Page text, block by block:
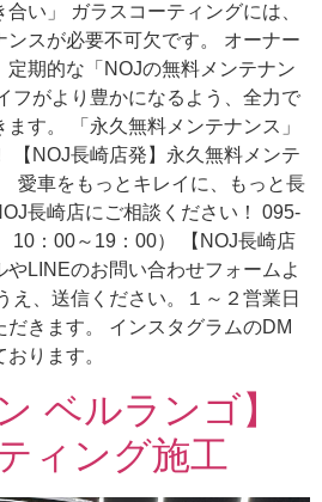
い」 ガラスコーティングには、
ンスが必要不可欠です。 オーナー
期的な「NOJの無料メンテナン
フがより豊かになるよう、全力で
す。 「永久無料メンテナンス」
【NOJ長崎店発】永久無料メンテ
車をもっとキレイに、もっと長
長崎店にご相談ください！ 095-
：00～19：00） 【NOJ長崎店
LINEのお問い合わせフォームよ
え、送信ください。１～２営業日
だきます。 インスタグラムのDM
ちしております。
ベルランゴ】
ィング施工